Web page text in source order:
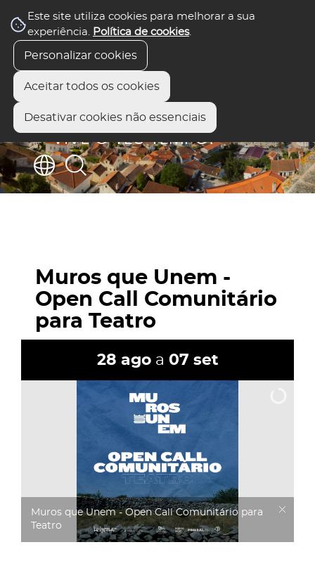
Este site utiliza cookies para melhorar a sua
experiência. Política de cookies.
Personalizar cookies
Aceitar todos os cookies
Desativar cookies não essenciais
Muros que Unem -
Open Call Comunitário
para Teatro
28 ago a 07 set
Muros que Unem - Open Call Comunitário para
Teatro